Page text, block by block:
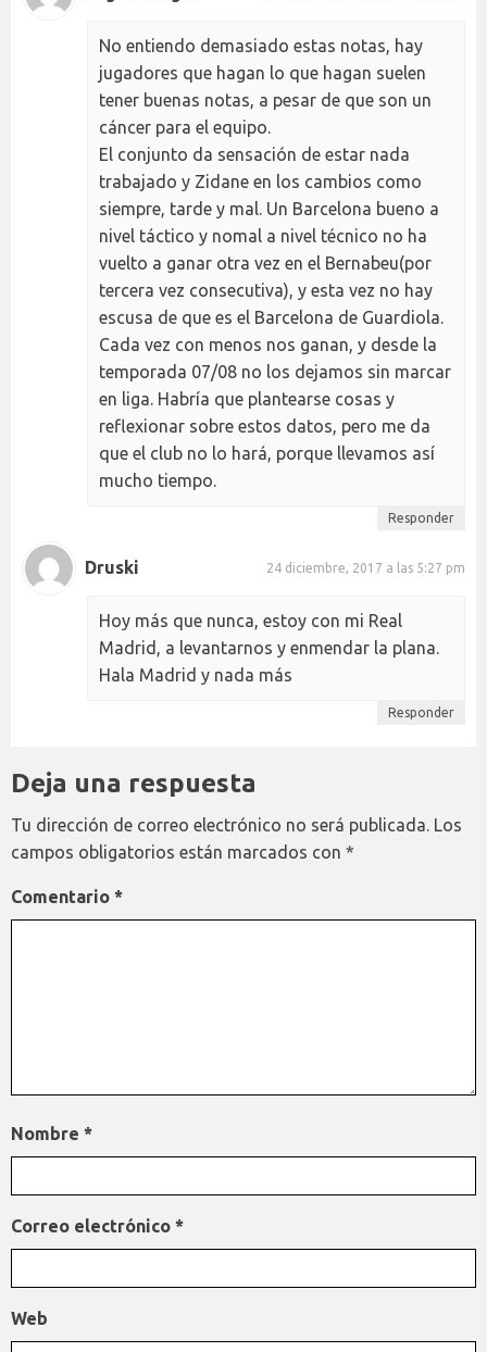
No entiendo demasiado estas notas, hay
jugadores que hagan lo que hagan suelen
tener buenas notas, a pesar de que son un
cáncer para el equipo.
El conjunto da sensación de estar nada
trabajado y Zidane en los cambios como
siempre, tarde y mal. Un Barcelona bueno a
nivel táctico y nomal a nivel técnico no ha
vuelto a ganar otra vez en el Bernabeu(por
tercera vez consecutiva), y esta vez no hay
escusa de que es el Barcelona de Guardiola.
Cada vez con menos nos ganan, y desde la
temporada 07/08 no los dejamos sin marcar
en liga. Habría que plantearse cosas y
reflexionar sobre estos datos, pero me da
que el club no lo hará, porque llevamos así
mucho tiempo.
Responder
Druski 24 diciembre, 2017 a las 5:27 pm
Hoy más que nunca, estoy con mi Real
Madrid, a levantarnos y enmendar la plana.
Hala Madrid y nada más
Responder
Deja una respuesta
Tu dirección de correo electrónico no será publicada. Los
campos obligatorios están marcados con *
Comentario *
Nombre *
Correo electrónico *
Web